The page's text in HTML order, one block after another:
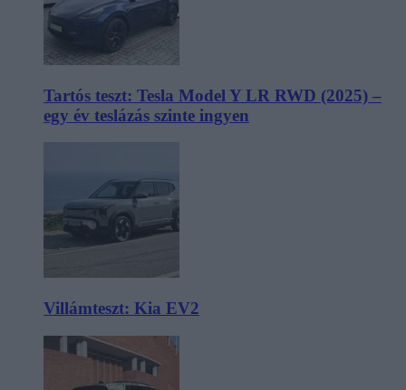
Tartós teszt: Tesla Model Y LR RWD (2025) –
egy év teslázás szinte ingyen
Villámteszt: Kia EV2